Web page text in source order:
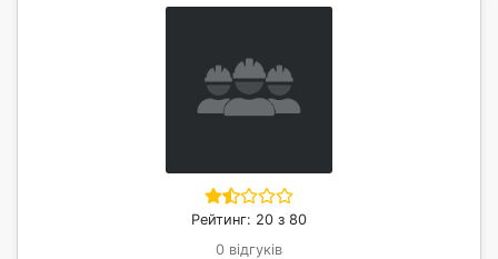
Рейтинг: 20 з 80
0 відгуків